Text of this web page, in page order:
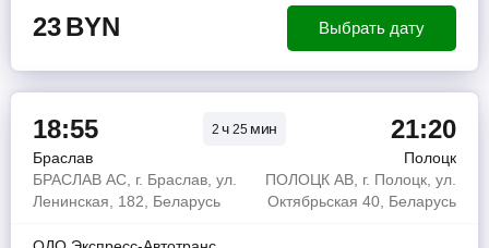
23BYN Выбрать дату
18:55 2ч 25 мин 21:20
Браслав
Полоцк
БРАСЛАВ АС, г. Браслав, ул.
Ленинская, 182, Беларусь
ПОЛОЦК АВ, г. Полоцк, ул.
Октябрьская 40, Беларусь